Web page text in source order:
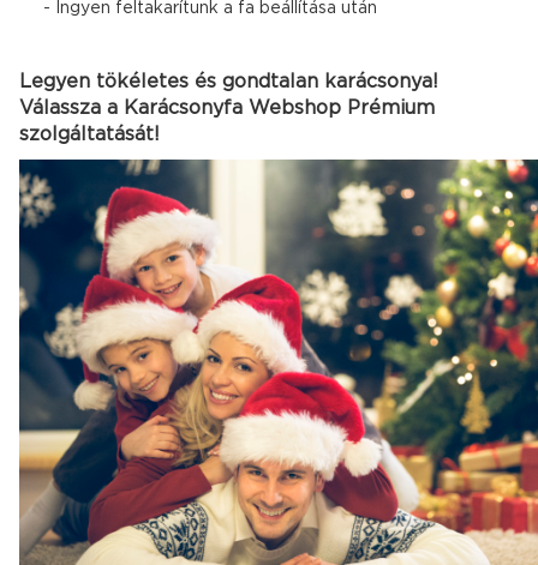
- Ingyen feltakarítunk a fa beállítása után
Legyen tökéletes és gondtalan karácsonya!
Válassza a Karácsonyfa Webshop Prémium
szolgáltatását!